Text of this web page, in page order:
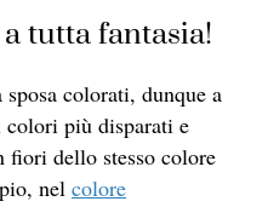
tutta fantasia!
colorati, dunque a
più disparati e
fiori dello stesso colore
nel colore